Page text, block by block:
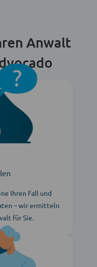
Anwalt
Ihren Fall und
– wir ermitteln
für Sie.